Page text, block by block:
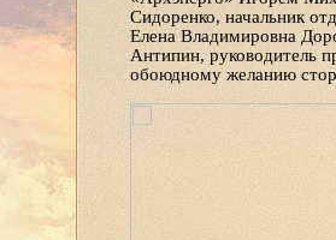
Сидоренко, начальник
Елена Владимировна
Антипин, руководитель
обоюдному желанию